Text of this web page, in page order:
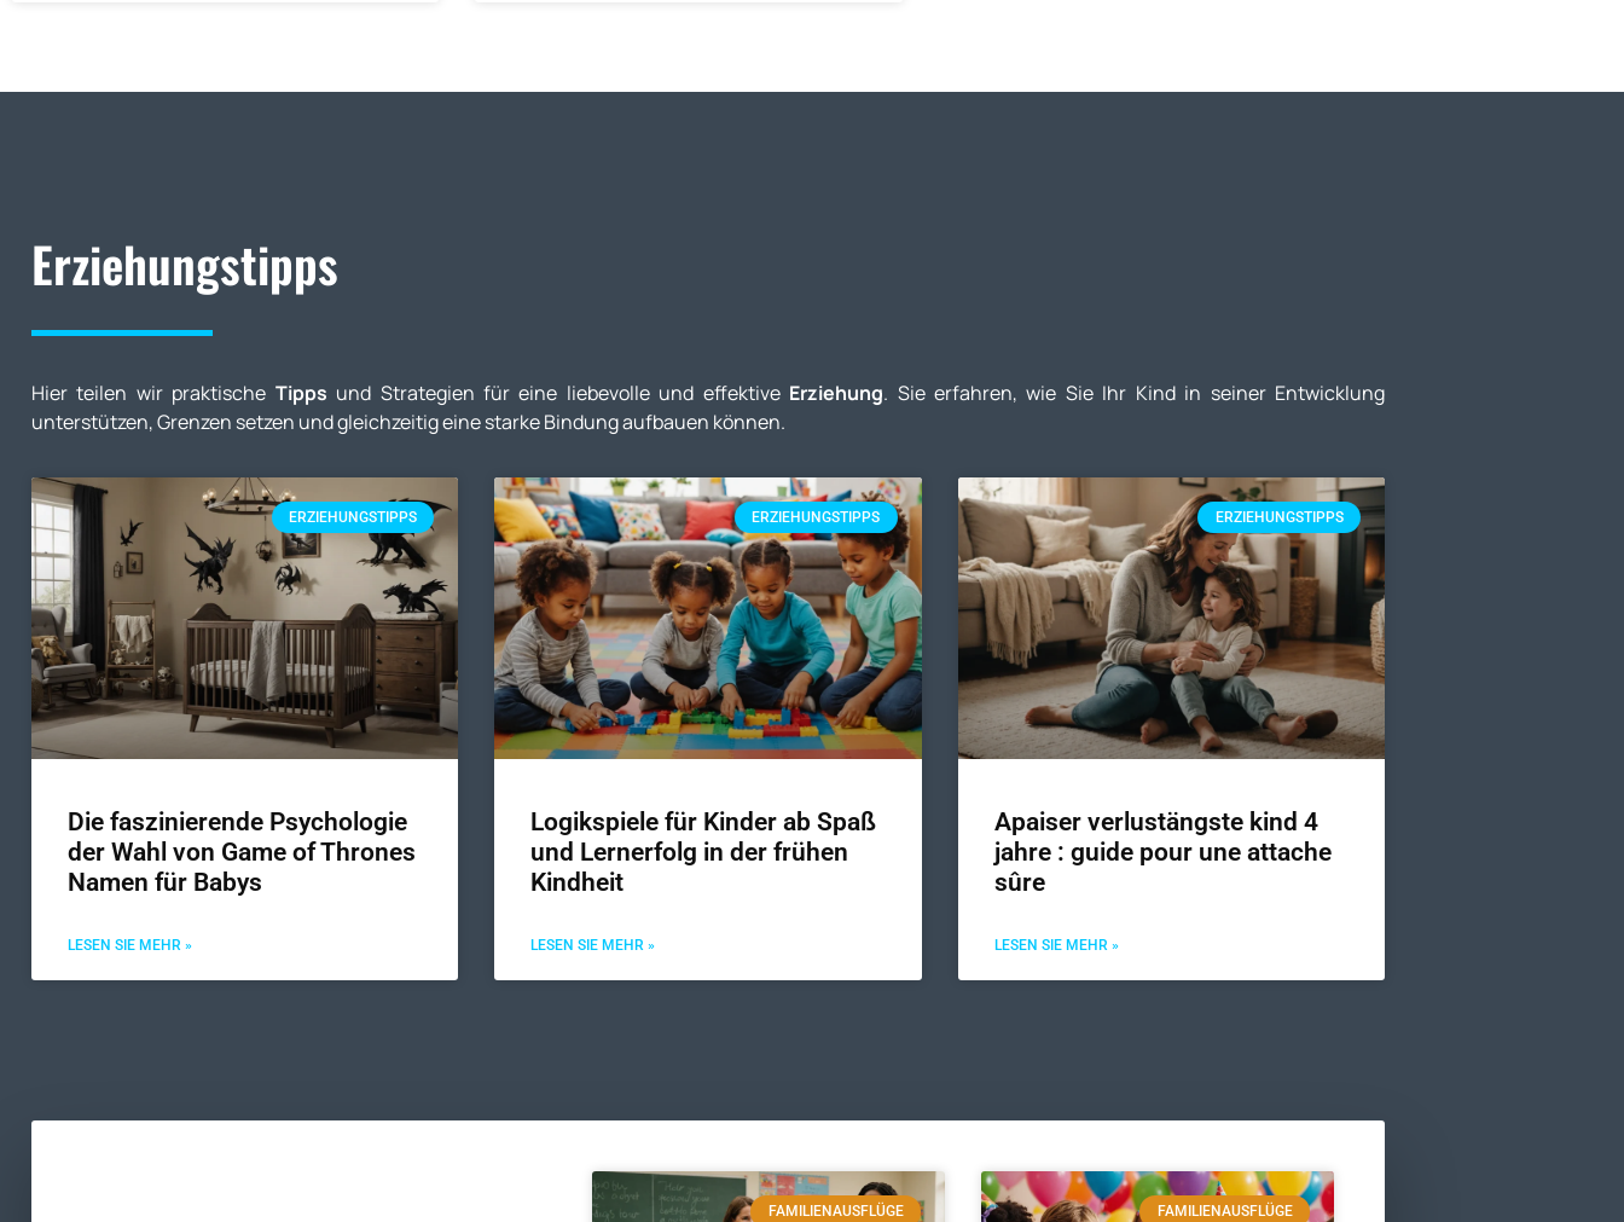
Erziehungstipps
Hier teilen wir praktische Tipps und Strategien für eine liebevolle und effektive Erziehung. Sie erfahren, wie Sie Ihr Kind in seiner Entwicklung
unterstützen, Grenzen setzen und gleichzeitig eine starke Bindung aufbauen können.
ERZIEHUNGSTIPPS
Die faszinierende Psychologie
der Wahl von Game of Thrones
Namen für Babys
LESEN SIE MEHR »
ERZIEHUNGSTIPPS
Logikspiele für Kinder ab Spaß
und Lernerfolg in der frühen
Kindheit
LESEN SIE MEHR »
ERZIEHUNGSTIPPS
Apaiser verlustängste kind 4
jahre : guide pour une attache
sûre
LESEN SIE MEHR »
FAMILIENAUSFLÜGE FAMILIENAUSFLÜGE